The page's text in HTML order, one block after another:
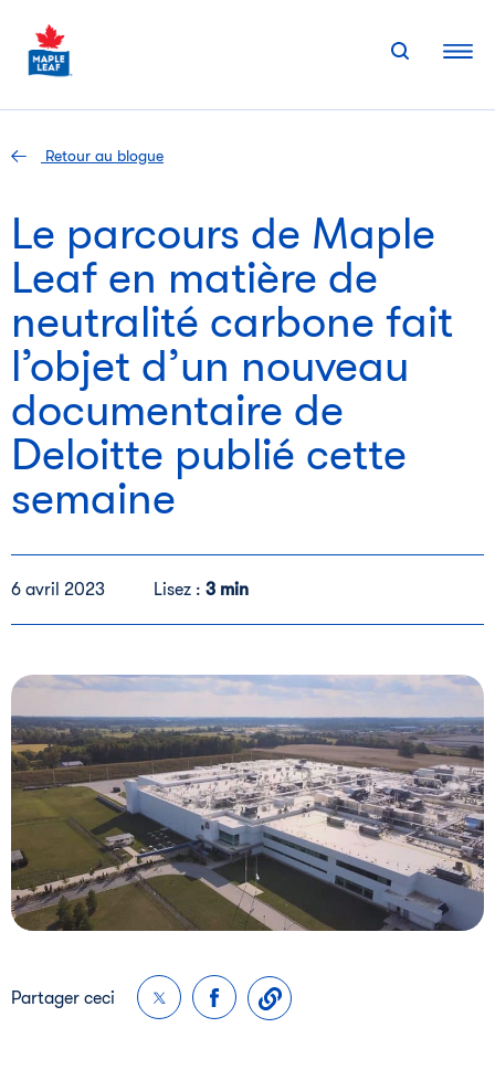
content
Retour au blogue
Le parcours de Maple
Leaf en matière de
neutralité carbone fait
l’objet d’un nouveau
documentaire de
Deloitte publié cette
semaine
6 avril 2023 Lisez : 3 min
Partager ceci